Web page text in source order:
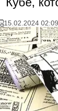
15.02.2024 02:09